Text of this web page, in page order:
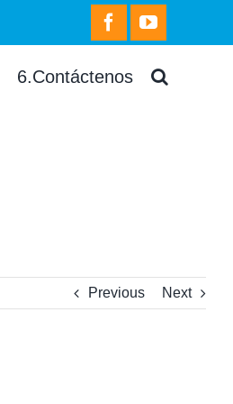
facebookyoutube
6.Contáctenos
Previous Next